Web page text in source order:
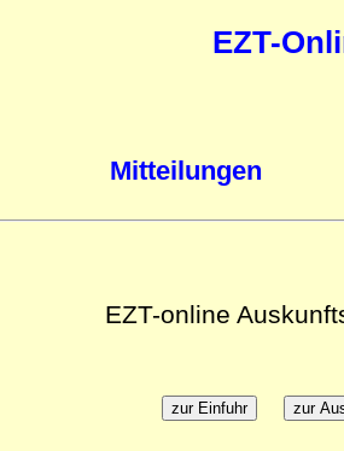
EZT-
Mitteilungen
EZT-online